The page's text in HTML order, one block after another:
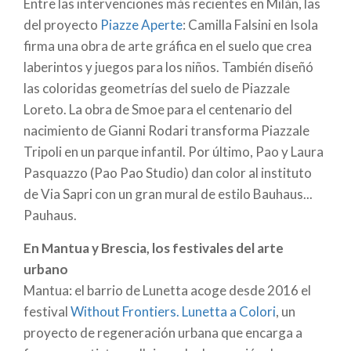
normas, incluso virtuosas, como en Milán.
Arte público, las murallas pintadas de Milán
Milán alberga una de las tres escuelas históricas de
arte callejero de Italia y la ciudad es rica en obras:
frescos, instalaciones e incluso esculturas creadas
espontáneamente o por encargo de artistas y
colectivos. Así, el Ayuntamiento de Milán ha abierto
unaoficina dedicada al arte callejero, que se
completa con un mapa para identificar 100muros
libresen 70 zonas de la ciudad y
En Milán también se ha creado el
Arte Urbano Aumentado difuso y participativo:
cualquier persona puede explorar los barrios de
Milán, Palermo y Turín y transformar las imágenes
Entre las intervenciones más recientes en Milán, las
del proyecto Piazze Aperte: Camilla Falsini en Isola
firma una obra de arte gráfica en el suelo que crea
laberintos y juegos para los niños. También diseñó
las coloridas geometrías del suelo de Piazzale
Loreto. La obra de Smoe para el centenario del
nacimiento de Gianni Rodari transforma Piazzale
Tripoli en un parque infantil. Por último, Pao y Laura
Pasquazzo (Pao Pao Studio) dan color al instituto
de Via Sapri con un gran mural de estilo Bauhaus...
Pauhaus.
En Mantua y Brescia, los festivales del arte
urbano
Mantua: el barrio de Lunetta acoge desde 2016 el
festivalWithout Frontiers. Lunetta a Colori, un
proyecto de regeneración urbana que encarga a